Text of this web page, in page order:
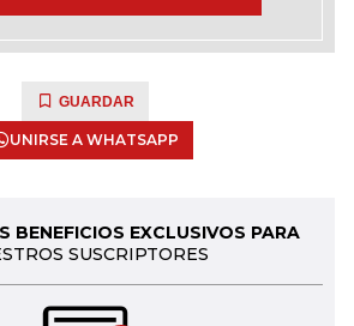
GUARDAR
UNIRSE A WHATSAPP
BENEFICIOS EXCLUSIVOS PARA
SUSCRIPTORES